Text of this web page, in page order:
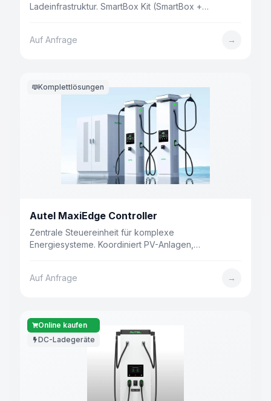
Ladeinfrastruktur. SmartBox Kit (SmartBox +
adaptivem Lastmanagement (ALM). Drahtlose Wi-
Auf Anfrage →
Komplettlösungen
Autel MaxiEdge Controller
Zentrale Steuereinheit für komplexe
Energiesysteme. Koordiniert PV-Anlagen,
Auf Anfrage
→
Online kaufen
DC-Ladegeräte